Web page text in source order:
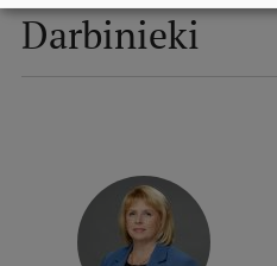
Darbinieki